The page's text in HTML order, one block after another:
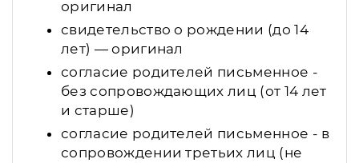
оригинал
свидетельство о рождении (до 14
лет) — оригинал
согласие родителей письменное -
без сопровождающих лиц (от 14 лет
и старше)
согласие родителей письменное - в
сопровождении третьих лиц (не